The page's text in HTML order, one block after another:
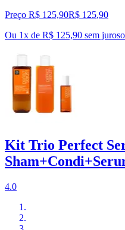
Preço R$ 125,90R$ 125,90
Ou 1x de R$ 125,90 sem juros
Kit Trio Perfect
4.0